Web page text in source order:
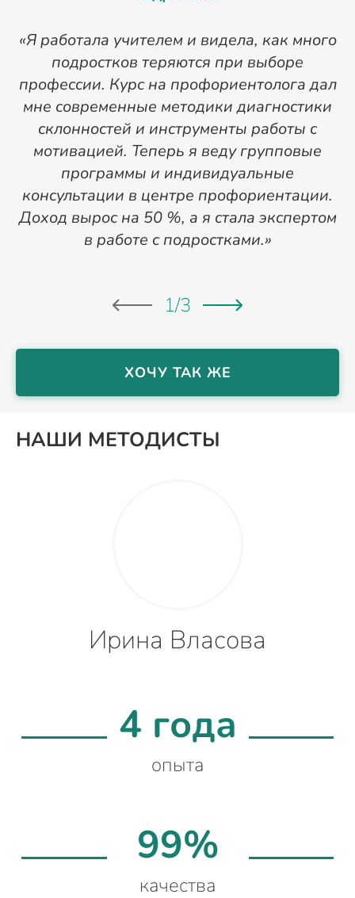
«Я работала учителем и видела, как много
подростков теряются при выборе
профессии. Курс на профориентолога дал
мне современные методики диагностики
склонностей и инструменты работы с
мотивацией. Теперь я веду групповые
программы и индивидуальные
консультации в центре профориентации.
Доход вырос на 50 %, а я стала экспертом
в работе с подростками.»
1/3
ХОЧУ ТАК ЖЕ
НАШИ МЕТОДИСТЫ
Ирина Власова
4 года
опыта
99%
качества